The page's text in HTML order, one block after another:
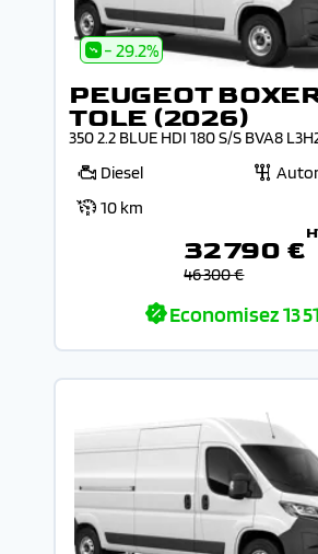
- 29.2%
PEUGEOT
TOLE (2026)
350 2.2 BLUE HDI 180 S/S BVA8
Diesel
10 km
32 790 €
46 300 €
Economisez13